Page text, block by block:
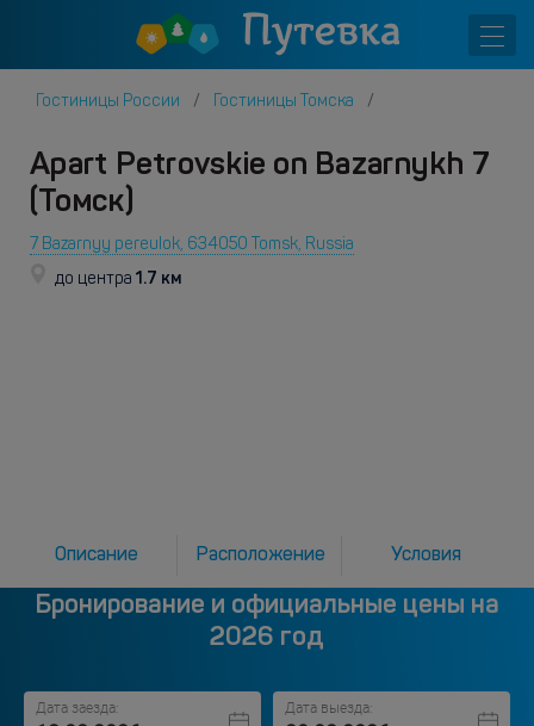
Гостиницы России Гостиницы Томска
Apart Petrovskie on Bazarnykh 7
(Томск)
7 Bazarnyy pereulok, 634050 Tomsk, Russia
до центра 1.7 км
Описание Расположение Условия
Бронирование и официальные цены на
2026 год
Дата заезда: Дата выезда: